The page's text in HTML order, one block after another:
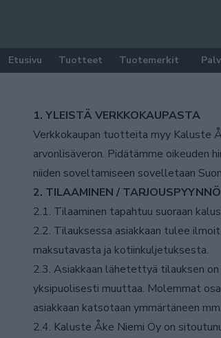
Etusivu Tuotteet Tuotemerkit
1. YLEISTÄ VERKKOKAUPASTA
Verkkokaupan tuotteita myy Kaluste
arvonlisäveron. Pidätämme oikeuden
niiden soveltamiseen sovelletaan
2. TILAAMINEN /
2.1. Tilaaminen tapahtuu suoraan
2.2. Tilauksessa asiakkaan tulee
maksutavasta ja kotiinkuljetuksesta.
2.3. Asiakkaan lähetettyä tilauksen
yksipuolisesti muuttaa. Molemmat
asiakkaan katsotaan ymmärtäneen
2.4. Kaluste Åke Niemi Oy on